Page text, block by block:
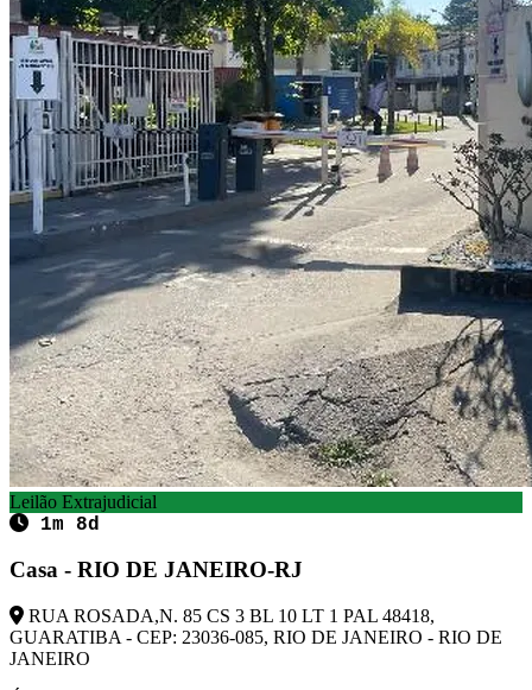
Leilão Extrajudicial
1m 8d
Casa - RIO DE JANEIRO-RJ
RUA ROSADA,N. 85 CS 3 BL 10 LT 1 PAL 48418,
GUARATIBA - CEP: 23036-085, RIO DE JANEIRO - RIO DE
JANEIRO